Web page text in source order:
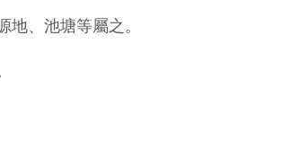
、池塘等屬之。